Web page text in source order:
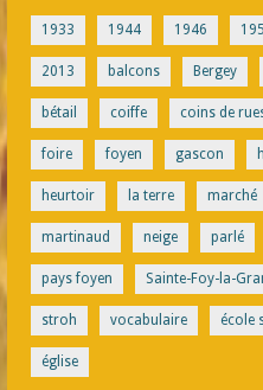
1933 1944 1946
2013 balcons Bergey
bétail coiffe coins de
foire foyen gascon
heurtoir la terre marché
martinaud neige parlé
pays foyen Sainte-Foy-la-
stroh vocabulaire école
église